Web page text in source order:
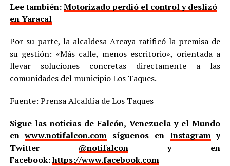
Lee también:Motorizado perdió el control y deslizó
en Yaracal
Por su parte, la alcaldesa Arcaya ratificó la premisa de
su gestión: «Más calle, menos escritorio», orientada a
llevar soluciones concretas directamente a las
comunidades del municipio Los Taques.
Fuente: Prensa Alcaldía de Los Taques
Sigue las noticias de Falcón, Venezuela y el Mundo
enwww.notifalcon.com síguenos en Instagramy
Twitter @notifalcony en
Facebook:https://www.facebook.com